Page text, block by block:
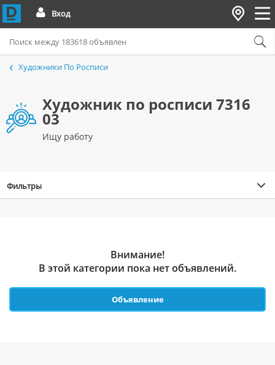
Вход
Художники По Росписи
Художник по росписи 7316
03
Ищу работу
Фильтры
Внимание!
В этой категории пока нет объявлений.
Объявление